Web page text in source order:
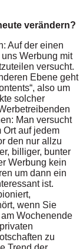
verändern?
Auf der einen
Werbung mit
versucht.
Ebene geht
also um
solcher
Man versucht
Ort auf jedem
den nur allzu
billiger, bunter
Werbung kein
um dann ein
ist.
wenn Sie
Wochenende
zu